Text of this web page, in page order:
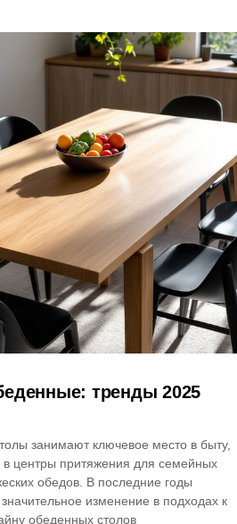
тренды 2025
занимают ключевое место в быту,
центры притяжения для семейных
обедов. В последние годы
изменение в подходах к
обеденных столов